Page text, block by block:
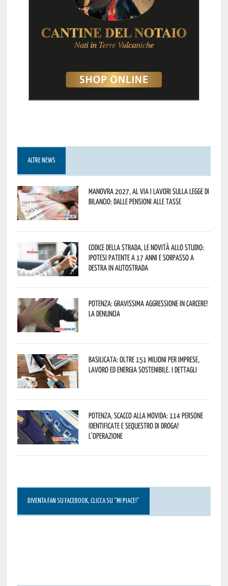
ALTRE NEWS
Manovra 2027, al via i lavori sulla Legge di
Bilancio: dalle pensioni alle tasse
Codice della strada, le novità allo studio:
ipotesi patente a 17 anni e sorpasso a
destra in autostrada
Potenza: gravissima aggressione in Carcere!
La denuncia
Basilicata: oltre 151 milioni per imprese,
lavoro ed energia sostenibile. I dettagli
Potenza, scacco alla movida: 114 persone
identificate e sequestro di droga!
L’operazione
DIVENTA FAN SU FACEBOOK, CLICCA SU “MI PIACE!”